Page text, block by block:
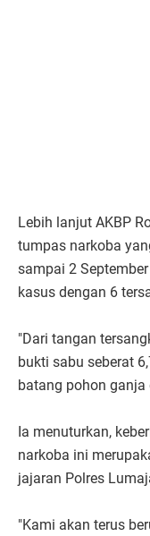
Lebih lanjut AKBP
tumpas narkoba
sampai 2
kasus dengan 6
"Dari tangan
bukti sabu seberat
batang pohon ganja
Ia menuturkan,
narkoba ini
jajaran Polres
"Kami akan terus